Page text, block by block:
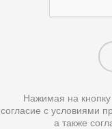
Нажимая на кнопку
согласие с условиями
а также